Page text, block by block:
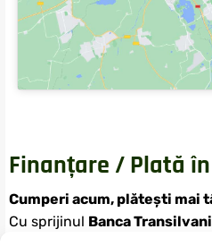
Finanțare / Plată
Cumperi acum, plătești mai
Cu sprijinul Banca